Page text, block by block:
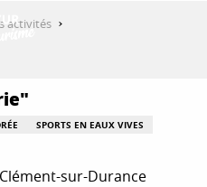
activités
SPORTS EN EAUX VIVES
sur-Durance